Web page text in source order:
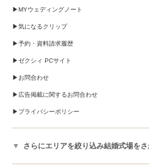
MYウェディングノート
気になるクリップ
予約・資料請求履歴
ゼクシィ PCサイト
お問合わせ
広告掲載に関するお問合わせ
プライバシーポリシー
さらにエリアを絞り込み結婚式場を